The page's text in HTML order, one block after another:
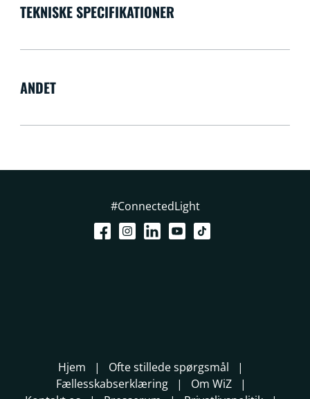
TEKNISKE SPECIFIKATIONER
ANDET
#ConnectedLight
Hjem
Ofte stillede spørgsmål
Fællesskabserklæring
Om WiZ